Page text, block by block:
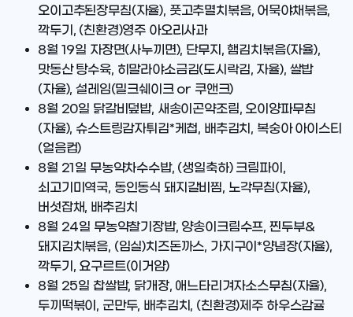
오이고추된장무침(자율), 풋고추멸치볶음, 어묵야채볶음,
깍두기, (친환경)영주 아오리사과
8월 19일 자장면(사누끼면), 단무지, 햄김치볶음(자율),
맛동산 탕수육, 히말라야소금김(도시락김, 자율), 쌀밥
(자율), 설레임(밀크쉐이크 or 쿠앤크)
8월 20일 닭갈비덮밥, 새송이곤약조림, 오이양파무침
(자율), 슈스트링감자튀김*케첩, 배추김치, 복숭아 아이스티
(얼음컵)
8월 21일 무농약차수수밥, (생일축하) 크림파이,
쇠고기미역국, 동인동식 돼지갈비찜, 노각무침(자율),
버섯잡채, 배추김치
8월 24일 무농약찰기장밥, 양송이크림수프, 찐두부&
돼지김치볶음, (임실)치즈돈까스, 가지구이*양념장(자율),
깍두기, 요구르트(이거얌)
8월 25일 찹쌀밥, 닭개장, 애느타리겨자소스무침(자율),
두끼떡볶이, 군만두, 배추김치, (친환경)제주 하우스감귤